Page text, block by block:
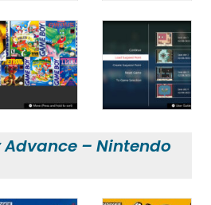
Advance – Nintendo